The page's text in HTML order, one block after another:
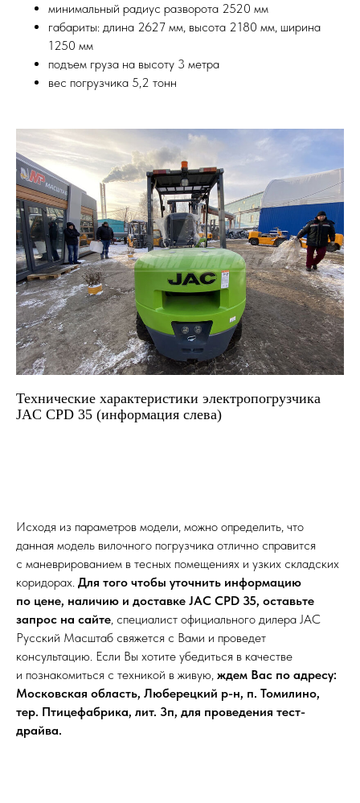
минимальный радиус разворота 2520 мм
габариты: длина 2627 мм, высота 2180 мм, ширина
1250 мм
подъем груза на высоту 3 метра
вес погрузчика 5,2 тонн
Технические характеристики электропогрузчика
JAC CPD 35 (информация слева)
Исходя из параметров модели, можно определить, что
данная модель вилочного погрузчика отлично справится
с маневрированием в тесных помещениях и узких складских
коридорах. Для того чтобы уточнить информацию
по цене, наличию и доставке JAC CPD 35, оставьте
запрос на сайте, специалист официального дилера JAC
Русский Масштаб свяжется с Вами и проведет
консультацию. Если Вы хотите убедиться в качестве
и познакомиться с техникой в живую, ждем Вас по адресу:
Московская область, Люберецкий р-н, п. Томилино,
тер. Птицефабрика, лит. 3п, для проведения тест-
драйва.